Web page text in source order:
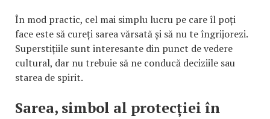
În mod practic, cel mai simplu lucru pe care îl poți
face este să cureți sarea vărsată și să nu te îngrijorezi.
Superstițiile sunt interesante din punct de vedere
cultural, dar nu trebuie să ne conducă deciziile sau
starea de spirit.
Sarea, simbol al protecției în